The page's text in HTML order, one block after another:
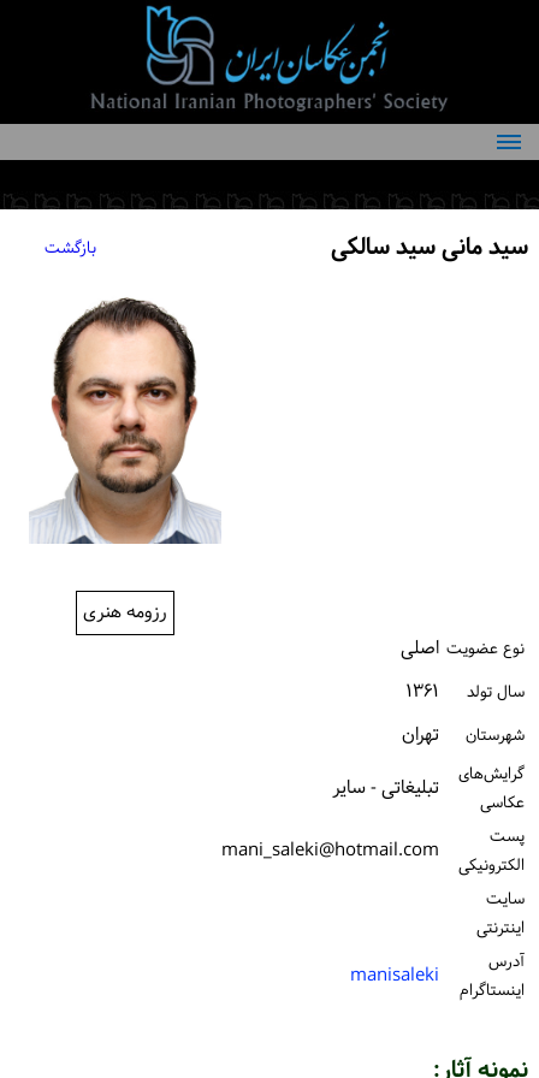
درباره انجمن
کمیته‌های انجمن
اعضاء انجمن
سید مانی سید سالکی بازگشت
رزومه هنری
نوع عضویت اصلی
سال تولد ۱۳۶۱
شهرستان تهران
گرایش‌های
عکاسی
تبلیغاتی - سایر
پست
الكترونیكی
mani_saleki@hotmail.com
سایت
اینترنتی
آدرس
اینستاگرام
manisaleki